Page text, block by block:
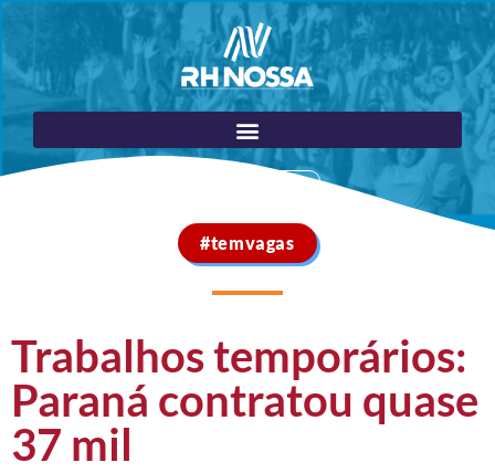
#temvagas
Trabalhos temporários:
Paraná contratou quase
37 mil